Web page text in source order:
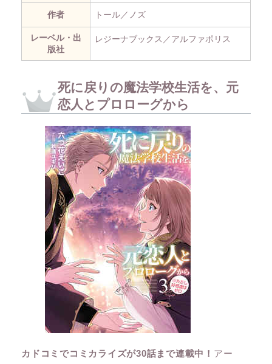
作者 トール／ノズ
レーベル・出
版社
レジーナブックス／アルファポリス
死に戻りの魔法学校生活を、元
恋人とプロローグから
カドコミでコミカライズが30話まで連載中！ アー